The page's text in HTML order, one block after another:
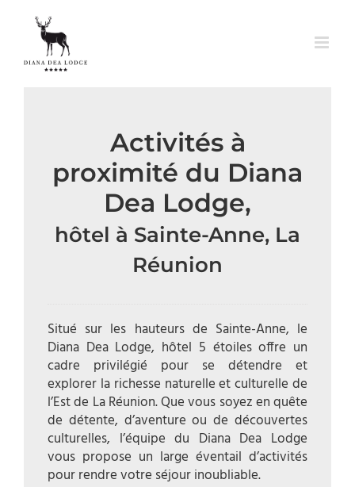
Activités à
proximité du Diana
Dea Lodge,
hôtel à Sainte-Anne, La
Réunion
Situé sur les hauteurs de Sainte-Anne, le
Diana Dea Lodge, hôtel 5 étoiles offre un
cadre privilégié pour se détendre et
explorer la richesse naturelle et culturelle de
l’Est de La Réunion. Que vous soyez en quête
de détente, d’aventure ou de découvertes
culturelles, l’équipe du Diana Dea Lodge
vous propose un large éventail d’activités
pour rendre votre séjour inoubliable.